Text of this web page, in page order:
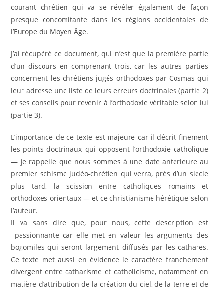
courant chrétien qui va se révéler également de façon
presque concomitante dans les régions occidentales de
l’Europe du Moyen Âge.
J’ai récupéré ce document, qui n’est que la première partie
d’un discours en comprenant trois, car les autres parties
concernent les chrétiens jugés orthodoxes par Cosmas qui
leur adresse une liste de leurs erreurs doctrinales (partie 2)
et ses conseils pour revenir à l’orthodoxie véritable selon lui
(partie 3).
L’importance de ce texte est majeure car il décrit finement
les points doctrinaux qui opposent l’orthodoxie catholique
— je rappelle que nous sommes à une date antérieure au
premier schisme judéo-chrétien qui verra, près d’un siècle
plus tard, la scission entre catholiques romains et
orthodoxes orientaux — et ce christianisme hérétique selon
l’auteur.
Il va sans dire que, pour nous, cette description est
passionnante car elle met en valeur les arguments des
bogomiles qui seront largement diffusés par les cathares.
Ce texte met aussi en évidence le caractère franchement
divergent entre catharisme et catholicisme, notamment en
matière d’attribution de la création du ciel, de la terre et de